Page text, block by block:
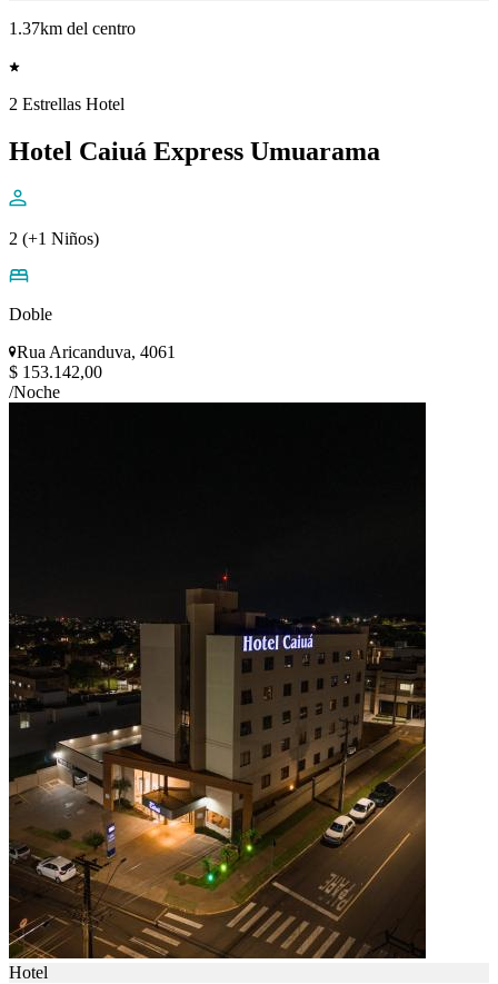
1.37km del centro
2 Estrellas Hotel
Hotel Caiuá Express Umuarama
2 (+1 Niños)
Doble
Rua Aricanduva, 4061
$ 153.142,00
/Noche
Hotel